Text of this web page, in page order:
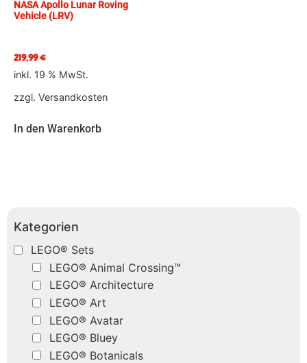
Kategorien
LEGO® Sets
LEGO® Animal Crossing™
LEGO® Architecture
LEGO® Art
LEGO® Avatar
LEGO® Bluey
LEGO® Botanicals
NASA Apollo Lunar Roving
Vehicle (LRV)
219,99€
inkl. 19 % MwSt.
zzgl. Versandkosten
In den Warenkorb